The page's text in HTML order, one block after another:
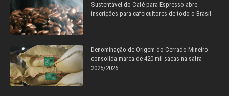
Sustentável do Café para Espresso abre
inscrições para cafeicultores de todo o Brasil
Denominação de Origem do Cerrado Mineiro
consolida marca de 420 mil sacas na safra
2025/2026